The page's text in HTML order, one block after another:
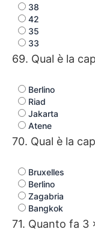
38
42
35
33
69. Qual è la
Berlino
Riad
Jakarta
Atene
70. Qual è la
Bruxelles
Berlino
Zagabria
Bangkok
71. Quanto fa 3